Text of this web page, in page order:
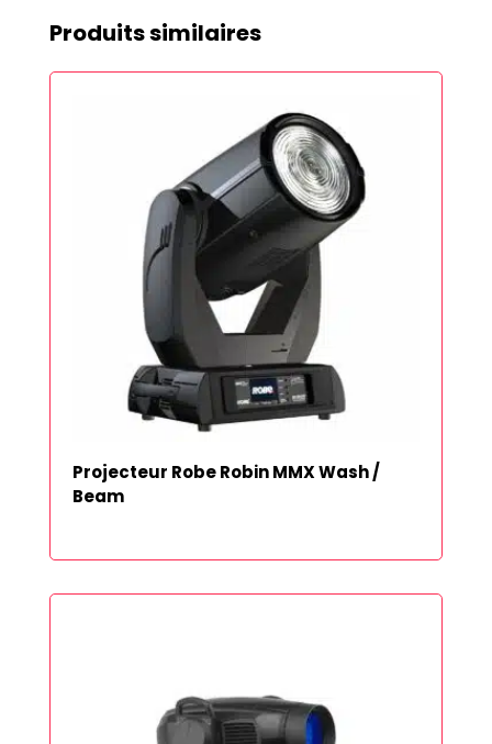
Produits similaires
Projecteur Robe Robin MMX Wash /
Beam